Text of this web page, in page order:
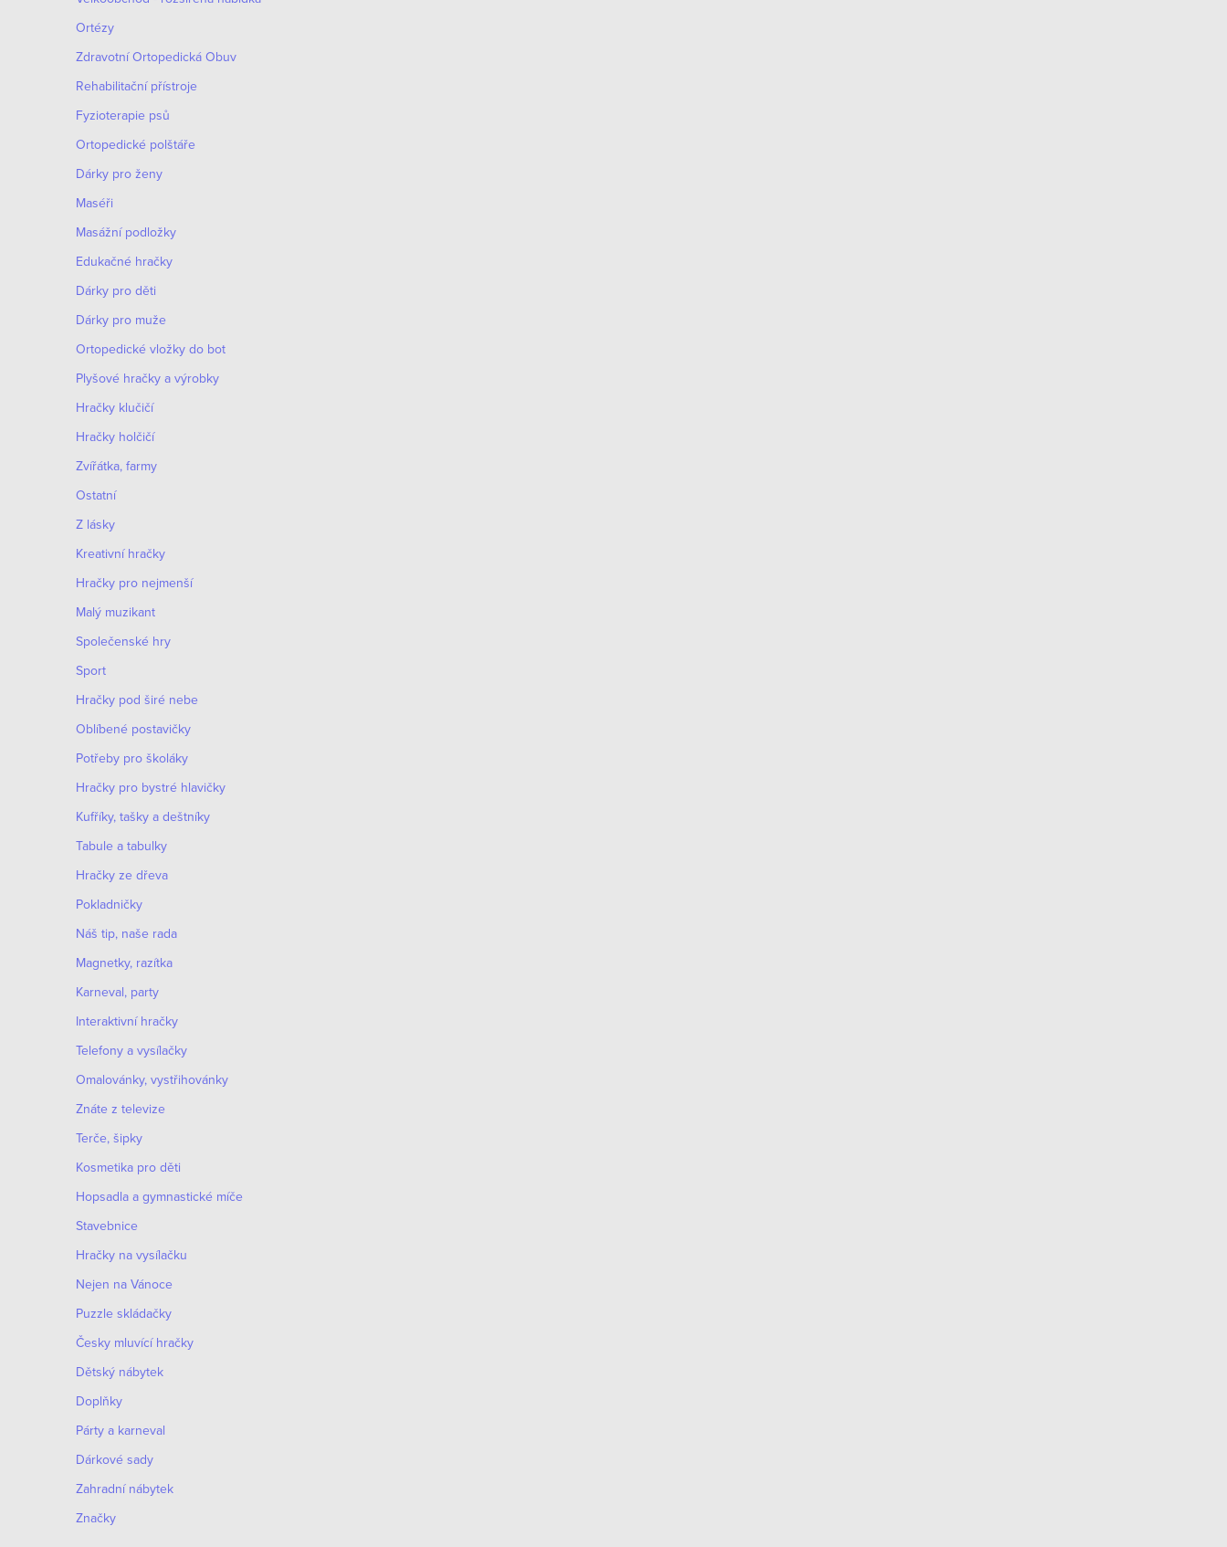
Ortézy
Zdravotní Ortopedická Obuv
Rehabilitační přístroje
Fyzioterapie psů
Ortopedické polštáře
Dárky pro ženy
Maséři
Masážní podložky
Edukačné hračky
Dárky pro děti
Dárky pro muže
Оrtopedické vložky do bot
Plyšové hračky a výrobky
Hračky klučičí
Hračky holčičí
Zvířátka, farmy
Ostatní
Z lásky
Kreativní hračky
Hračky pro nejmenší
Malý muzikant
Společenské hry
Sport
Hračky pod širé nebe
Oblíbené postavičky
Potřeby pro školáky
Hračky pro bystré hlavičky
Kufříky, tašky a deštníky
Tabule a tabulky
Hračky ze dřeva
Pokladničky
Náš tip, naše rada
Magnetky, razítka
Karneval, party
Interaktivní hračky
Telefony a vysílačky
Omalovánky, vystřihovánky
Znáte z televize
Terče, šipky
Kosmetika pro děti
Hopsadla a gymnastické míče
Stavebnice
Hračky na vysílačku
Nejen na Vánoce
Puzzle skládačky
Česky mluvící hračky
Dětský nábytek
Doplňky
Párty a karneval
Dárkové sady
Zahradní nábytek
Značky